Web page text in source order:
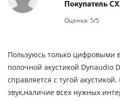
Покупатель
Оценка: 5/5
Пользуюсь только цифровыми
полочной акустикой Dynaudio
справляется с тугой
звук,наличие всех нужных